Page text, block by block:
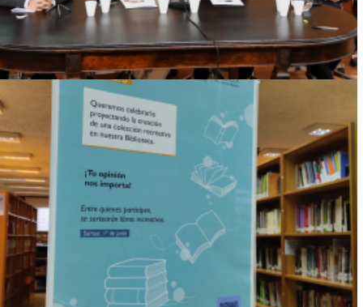
RESULTADOS DE LA ENCUESTA
“PROYECTANDO UNA COLECCIÓN
RECREATIVA PARA LA BIBLIOTECA”
Ver más